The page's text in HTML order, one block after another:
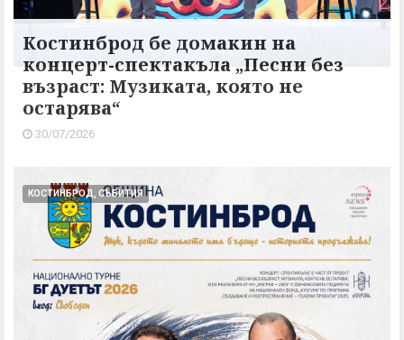
Костинброд бе домакин на
концерт-спектакъла „Песни без
възраст: Музиката, която не
остарява“
30/07/2026
КОСТИНБРОД, СЪБИТИЯ